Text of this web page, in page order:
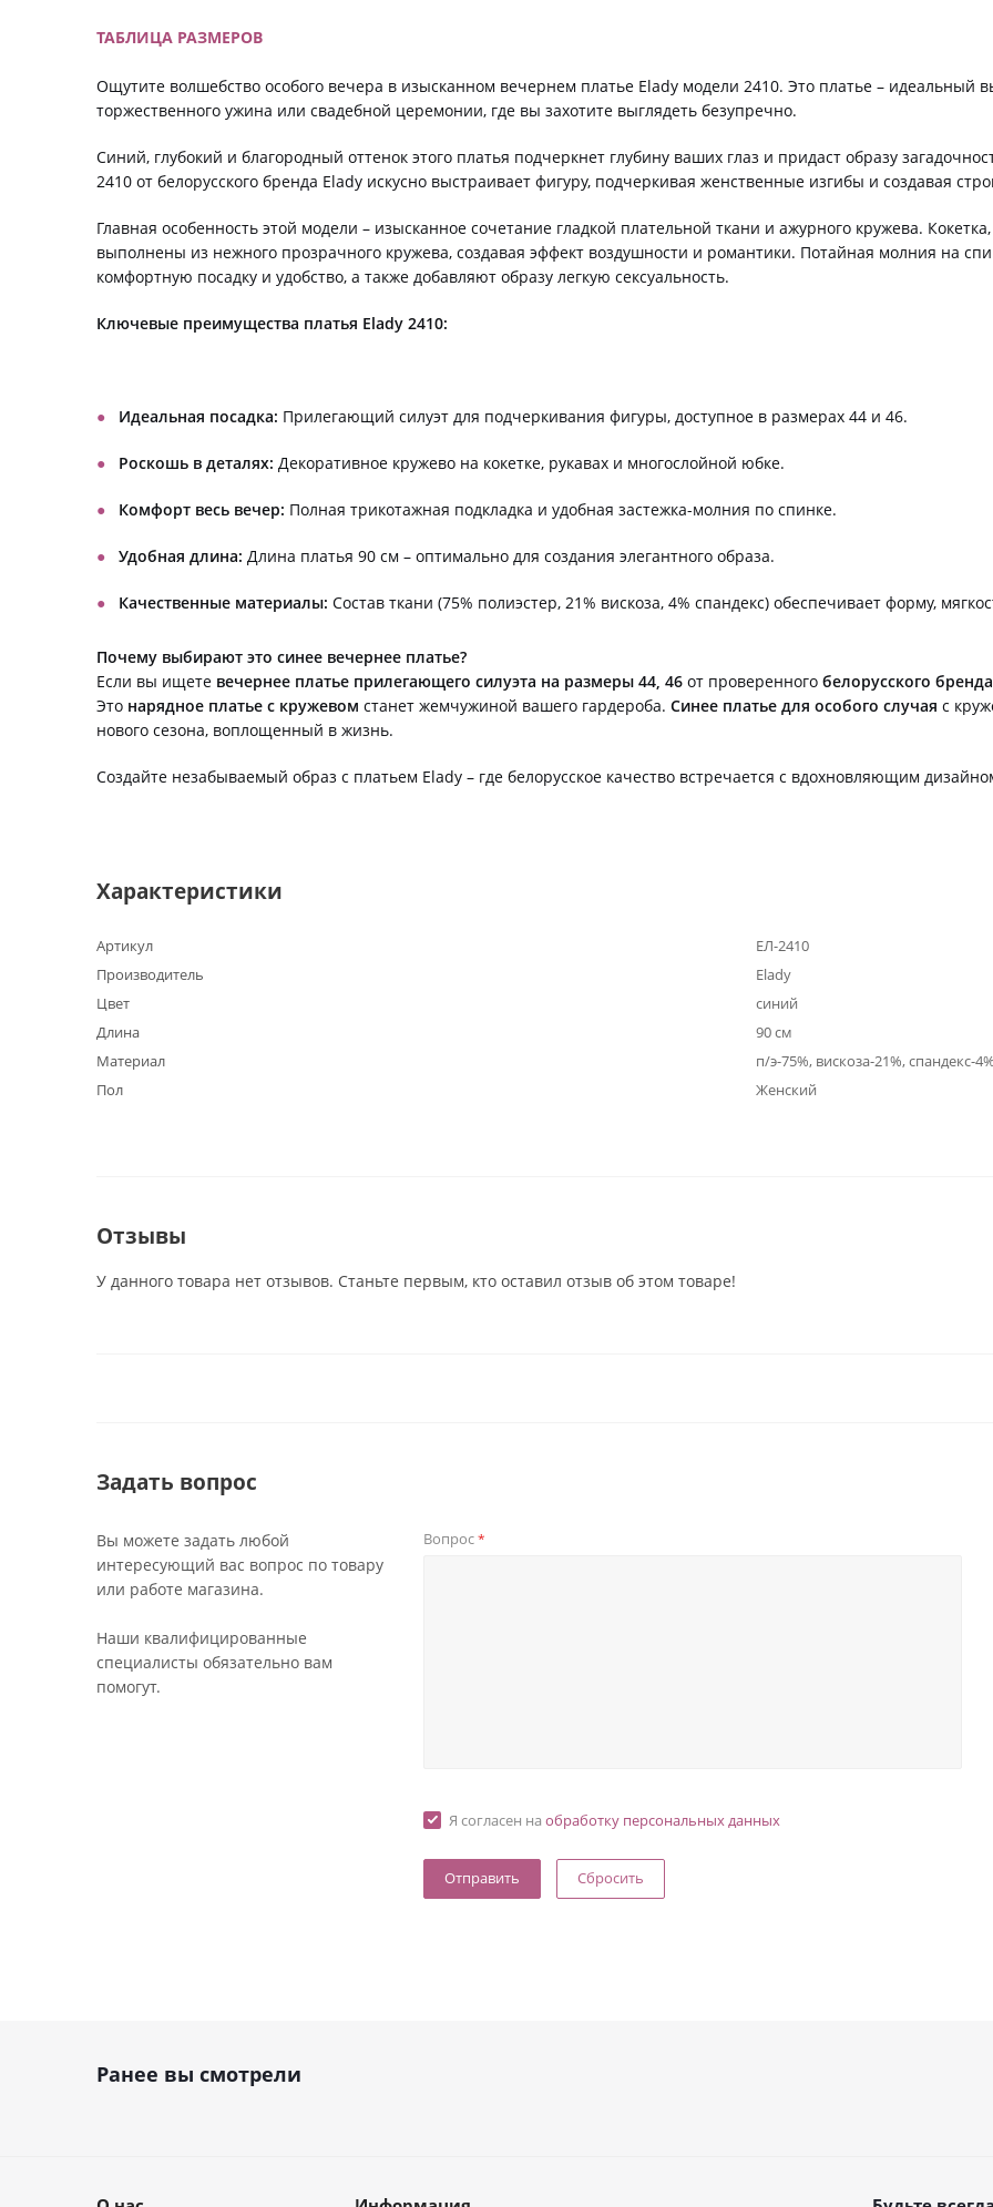
ТАБЛИЦА РАЗМЕРОВ
Ощутите волшебство особого вечера в изысканном вечернем платье Elady модели 2410. Это платье – идеальный
торжественного ужина или свадебной церемонии, где вы захотите выглядеть безупречно.
Синий, глубокий и благородный оттенок этого платья подчеркнет глубину ваших глаз и придаст образу
2410 от белорусского бренда Elady искусно выстраивает фигуру, подчеркивая женственные изгибы и создавая
Главная особенность этой модели – изысканное сочетание гладкой плательной ткани и ажурного кружева.
выполнены из нежного прозрачного кружева, создавая эффект воздушности и романтики. Потайная молния на
комфортную посадку и удобство, а также добавляют образу легкую сексуальность.
Ключевые преимущества платья Elady 2410:
Идеальная посадка: Прилегающий силуэт для подчеркивания фигуры, доступное в размерах 44 и 46.
Роскошь в деталях: Декоративное кружево на кокетке, рукавах и многослойной юбке.
Комфорт весь вечер: Полная трикотажная подкладка и удобная застежка-молния по спинке.
Удобная длина: Длина платья 90 см – оптимально для создания элегантного образа.
Качественные материалы: Состав ткани (75% полиэстер, 21% вискоза, 4% спандекс) обеспечивает форму,
Почему выбирают это синее вечернее платье?
Если вы ищете вечернее платье прилегающего силуэта на размеры 44, 46 от проверенного белорусского
Это нарядное платье с кружевом станет жемчужиной вашего гардероба. Синее платье для особого случая с
нового сезона, воплощенный в жизнь.
Создайте незабываемый образ с платьем Elady – где белорусское качество встречается с вдохновляющим
Характеристики
Артикул
ЕЛ-2410
Производитель
Elady
Цвет
синий
Длина
90 см
Материал
п/э-75%, вискоза-21%, спандекс-
Пол
Женский
Отзывы
У данного товара нет отзывов. Станьте первым, кто оставил отзыв об этом товаре!
Задать вопрос
Вы можете задать любой
интересующий вас вопрос по товару
или работе магазина.
Наши квалифицированные
специалисты обязательно вам
помогут.
Вопрос*
Я согласен на обработку персональных данных
Сбросить
Ранее вы смотрели